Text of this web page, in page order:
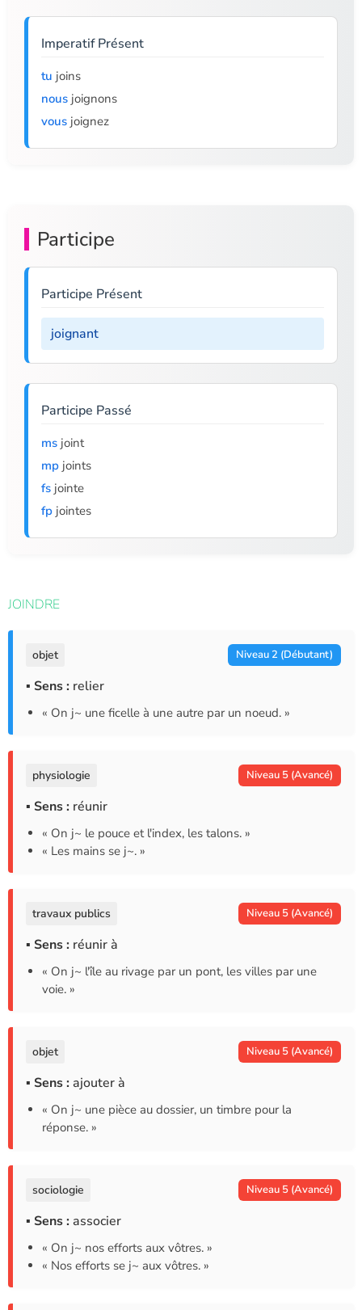
Imperatif Présent
tu joins
nous joignons
vous joignez
Participe
Participe Présent
joignant
Participe Passé
ms joint
mp joints
fs jointe
fp jointes
JOINDRE
objet Niveau 2 (Débutant)
▪ Sens : relier
« On j~ une ficelle à une autre par un noeud. »
physiologie Niveau 5 (Avancé)
▪ Sens : réunir
« On j~ le pouce et l'index, les talons. »
« Les mains se j~. »
travaux publics Niveau 5 (Avancé)
▪ Sens : réunir à
« On j~ l'île au rivage par un pont, les villes par une
voie. »
objet Niveau 5 (Avancé)
▪ Sens : ajouter à
« On j~ une pièce au dossier, un timbre pour la
réponse. »
sociologie Niveau 5 (Avancé)
▪ Sens : associer
« On j~ nos efforts aux vôtres. »
« Nos efforts se j~ aux vôtres. »